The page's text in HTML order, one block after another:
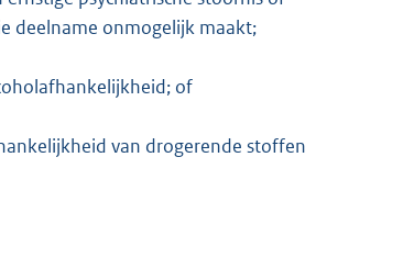
deelname onmogelijk maakt;
of
van drogerende stoffen